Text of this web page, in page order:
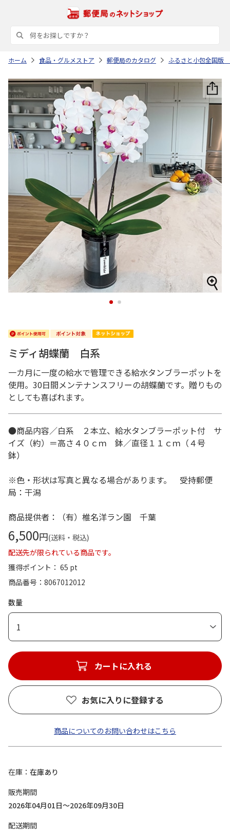
ホーム 食品・グルメストア 郵便局のカタログ ふるさと小包全国版
1 2
ミディ胡蝶蘭 白系
一カ月に一度の給水で管理できる給水タンブラーポットを
使用。30日間メンテナンスフリーの胡蝶蘭です。贈りもの
としても喜ばれます。
●商品内容／白系 ２本立、給水タンブラーポット付 サ
イズ（約）＝高さ４０ｃｍ 鉢／直径１１ｃｍ（４号
鉢）
※色・形状は写真と異なる場合があります。 受持郵便
局：干潟
商品提供者：（有）椎名洋ラン園 千葉
6,500円(送料・税込)
配送先が限られている商品です。
獲得ポイント： 65 pt
商品番号
8067012012
数量
1
カートに入れる
お気に入りに登録する
商品についてのお問い合わせはこちら
在庫
在庫あり
販売期間
2026年04月01日～2026年09月30日
配送期間